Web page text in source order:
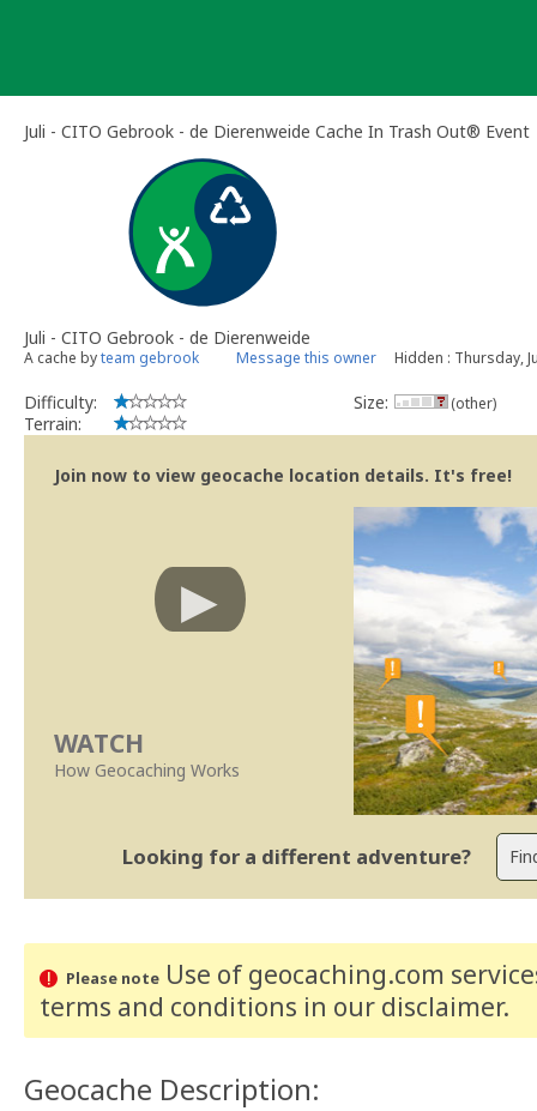
Juli - CITO Gebrook - de Dierenweide Cache In Trash Out® Event
Juli - CITO Gebrook - de Dierenweide
A cache byteam gebrook Message this owner Hidden : Thursday,
Difficulty:
Terrain:
Size: (other)
Join now to view geocache location details. It's free!
WATCH
How Geocaching Works
Looking for a different adventure?
Please noteUse of geocaching.com
terms and conditions in our disclaimer.
Geocache Description: